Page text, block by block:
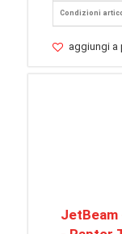
Condizioni
aggiungi a
JetBeam